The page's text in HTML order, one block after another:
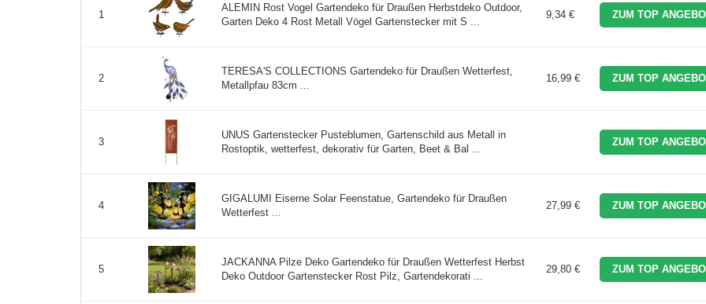
1
ALEMIN Rost Vogel Gartendeko für Draußen Herbstdeko Outdoor,
Garten Deko 4 Rost Metall Vögel Gartenstecker mit S ...
9,34 € ZUM TOP
2
TERESA'S COLLECTIONS Gartendeko für Draußen Wetterfest,
Metallpfau 83cm ...
16,99 € ZUM TOP
3
UNUS Gartenstecker Pusteblumen, Gartenschild aus Metall in
Rostoptik, wetterfest, dekorativ für Garten, Beet & Bal ...
ZUM TOP
4
GIGALUMI Eiserne Solar Feenstatue, Gartendeko für Draußen
Wetterfest ...
27,99 € ZUM TOP
5
JACKANNA Pilze Deko Gartendeko für Draußen Wetterfest Herbst
Deko Outdoor Gartenstecker Rost Pilz, Gartendekorati ...
29,80 € ZUM TOP